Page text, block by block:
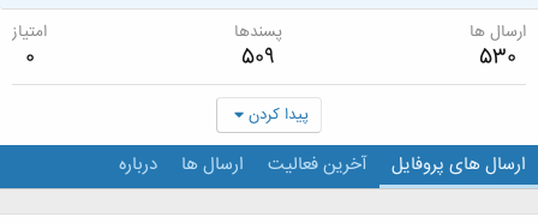
ارسال ها
530
پسندها
509
امتیاز
0
پیدا کردن
ارسال های پروفایل آخرین فعالیت ارسال ها درباره